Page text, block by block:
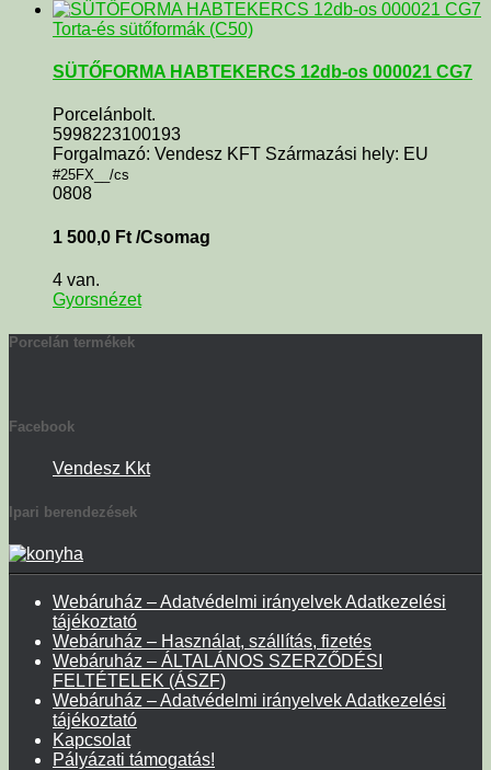
Torta-és sütőformák (C50)
SÜTŐFORMA HABTEKERCS 12db-os 000021 CG7
Porcelánbolt.
5998223100193
Forgalmazó: Vendesz KFT Származási hely: EU
#25FX__/cs
0808
1 500,0 Ft /Csomag
4 van.
Gyorsnézet
Porcelán termékek
Facebook
Vendesz Kkt
Ipari berendezések
Webáruház – Adatvédelmi irányelvek Adatkezelési
tájékoztató
Webáruház – Használat, szállítás, fizetés
Webáruház – ÁLTALÁNOS SZERZŐDÉSI
FELTÉTELEK (ÁSZF)
Webáruház – Adatvédelmi irányelvek Adatkezelési
tájékoztató
Kapcsolat
Pályázati támogatás!